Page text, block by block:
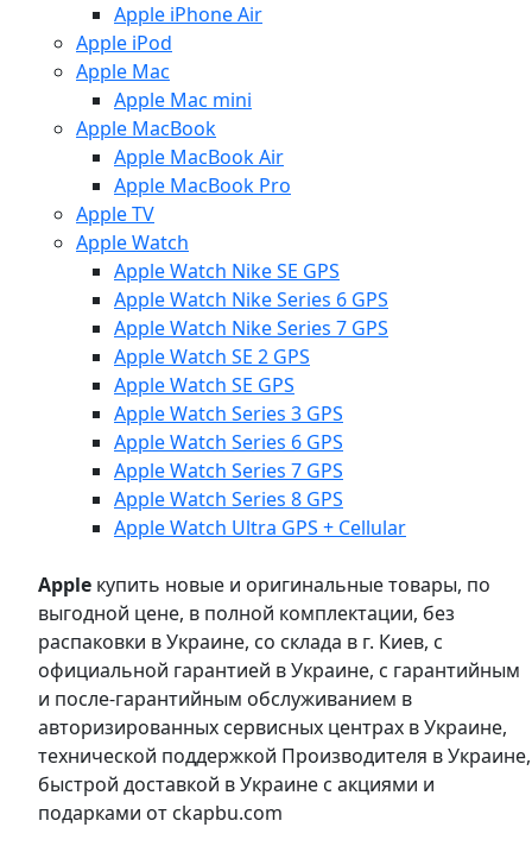
Apple iPhone Air
Apple iPod
Apple Mac
Apple Mac mini
Apple MacBook
Apple MacBook Air
Apple MacBook Pro
Apple TV
Apple Watch
Apple Watch Nike SE GPS
Apple Watch Nike Series 6 GPS
Apple Watch Nike Series 7 GPS
Apple Watch SE 2 GPS
Apple Watch SE GPS
Apple Watch Series 3 GPS
Apple Watch Series 6 GPS
Apple Watch Series 7 GPS
Apple Watch Series 8 GPS
Apple Watch Ultra GPS + Cellular
Apple купить новые и оригинальные товары, по
выгодной цене, в полной комплектации, без
распаковки в Украине, со склада в г. Киев, с
официальной гарантией в Украине, с гарантийным
и после-гарантийным обслуживанием в
авторизированных сервисных центрах в Украине,
технической поддержкой Производителя в Украине,
быстрой доставкой в Украине с акциями и
подарками от ckapbu.com